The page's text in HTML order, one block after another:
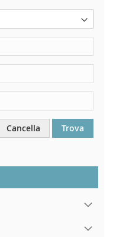
anteriore destro
cofano
destra
Cancella Trova